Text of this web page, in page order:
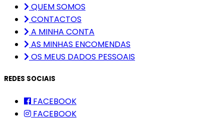
QUEM SOMOS
CONTACTOS
A MINHA CONTA
AS MINHAS ENCOMENDAS
OS MEUS DADOS PESSOAIS
REDES SOCIAIS
FACEBOOK
FACEBOOK